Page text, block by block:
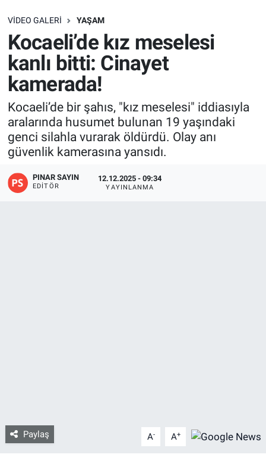
VIDEO GALERI YAŞAM
Kocaeli’de kız meselesi
kanlı bitti: Cinayet
kamerada!
Kocaeli’de bir şahıs, "kız meselesi" iddiasıyla
aralarında husumet bulunan 19 yaşındaki
genci silahla vurarak öldürdü. Olay anı
güvenlik kamerasına yansıdı.
PINAR SAYIN
EDITÖR
12.12.2025 - 09:34
YAYINLANMA
Paylaş A- A+
SAĞLIK
EKONOMİ
EĞİTİM
ÖZEL HABER
Keşfet
ASTROLOJİ